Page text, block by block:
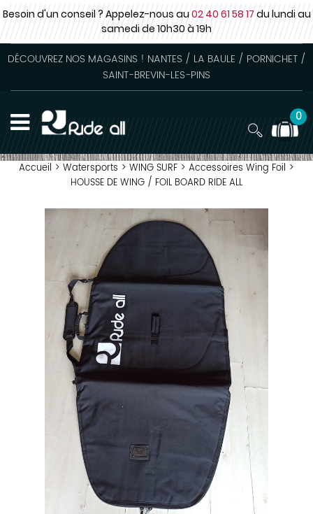
Besoin d'un conseil ? Appelez-nous au02 40 61 58 17du lundi au
samedide 10h30 à 19h
DÉCOUVREZ NOS MAGASINS ! NANTES / LA BAULE / PORNICHET /
SAINT-BREVIN-LES-PINS
0
Accueil > Watersports > WING SURF > Accessoires Wing Foil >
HOUSSE DE WING / FOIL BOARD RIDE ALL